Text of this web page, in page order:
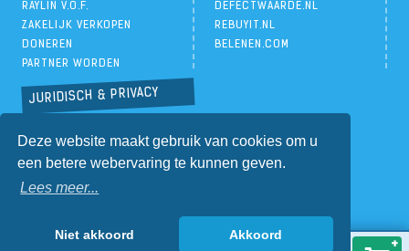
Deze website maakt gebruik van cookies om u
een betere webervaring te kunnen geven.
Lees meer...
Niet akkoord Akkoord
RAYLIN V.O.F.
ZAKELIJK VERKOPEN
DONEREN
PARTNER WORDEN
DEFECTWAARDE.NL
REBUYIT.NL
BELENEN.COM
JURIDISCH & PRIVACY
ALGEMENE VOORWAARDEN